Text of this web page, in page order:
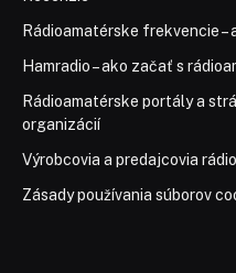
Rádioamatérske frekvencie –
Hamradio – ako začať s
Rádioamatérske portály a
organizácií
Výrobcovia a predajcovia
Zásady používania súborov